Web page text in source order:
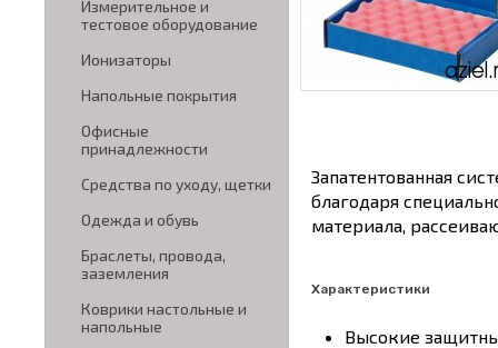
Измерительное и
тестовое оборудование
Ионизаторы
Напольные покрытия
Офисные
принадлежности
Средства по уходу, щетки
Одежда и обувь
Браслеты, провода,
заземления
Коврики настольные и
напольные
Запатентованная
благодаря
материала,
Характеристики
Высокие